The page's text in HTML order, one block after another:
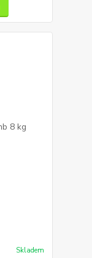
Skladem